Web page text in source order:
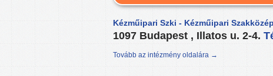
Kézműipari Szki - Kézműipari
1097 Budapest , Illatos u. 2-4.
Tovább az intézmény oldalára →